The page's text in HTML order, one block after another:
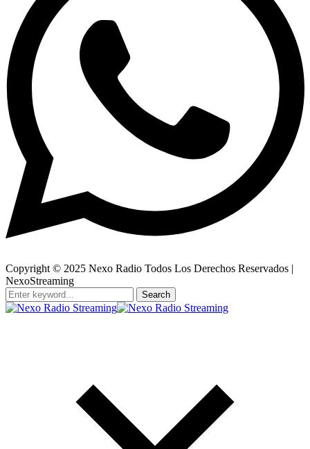
Copyright © 2025 Nexo Radio Todos Los Derechos Reservados |
NexoStreaming
Search